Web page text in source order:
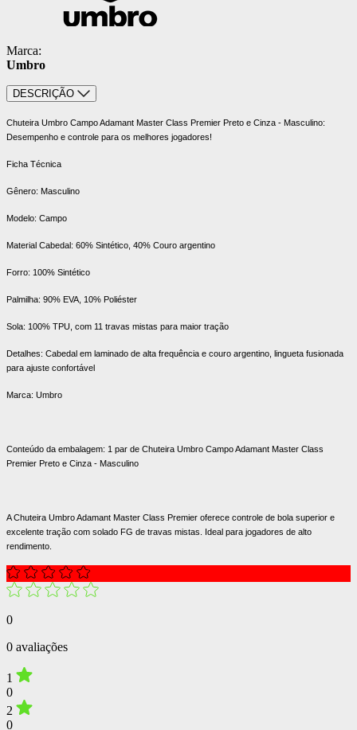
Marca:
Umbro
DESCRIÇÃO
Chuteira Umbro Campo Adamant Master Class Premier Preto e Cinza - Masculino:
Desempenho e controle para os melhores jogadores!
Ficha Técnica
Gênero: Masculino
Modelo: Campo
Material Cabedal: 60% Sintético, 40% Couro argentino
Forro: 100% Sintético
Palmilha: 90% EVA, 10% Poliéster
Sola: 100% TPU, com 11 travas mistas para maior tração
Detalhes: Cabedal em laminado de alta frequência e couro argentino, lingueta fusionada
para ajuste confortável
Marca: Umbro
Conteúdo da embalagem: 1 par de Chuteira Umbro Campo Adamant Master Class
Premier Preto e Cinza - Masculino
A Chuteira Umbro Adamant Master Class Premier oferece controle de bola superior e
excelente tração com solado FG de travas mistas. Ideal para jogadores de alto
rendimento.
0
0 avaliações
1
0
2
0